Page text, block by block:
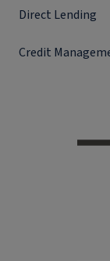
Direct Lending
Credit